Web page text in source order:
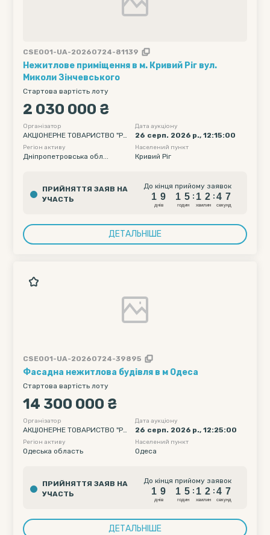
CSE001-UA-20260724-81139
Нежитлове приміщення в м. Кривий Ріг вул.
Миколи Зінчевського
Стартова вартість лоту
2 030 000 ₴
Організатор
АКЦІОНЕРНЕ ТОВАРИСТВО "РА
ЙФФАЙЗЕН БАНК"
Дата аукціону
26 серп. 2026 р., 12:15:00
Регіон активу
Дніпропетровська обл...
Населений пункт
Кривий Ріг
ПРИЙНЯТТЯ ЗАЯВ НА
УЧАСТЬ
До кінця прийому заявок
1
1
9
9
днiв
1
1
5
5
годин
:
1
1
2
2
хвилин
:
4
4
6
6
секунд
ДЕТАЛЬНІШЕ
CSE001-UA-20260724-39895
Фасадна нежитлова будівля в м Одеса
Стартова вартість лоту
14 300 000 ₴
Організатор
АКЦІОНЕРНЕ ТОВАРИСТВО "РА
ЙФФАЙЗЕН БАНК"
Дата аукціону
26 серп. 2026 р., 12:25:00
Регіон активу
Одеська область
Населений пункт
Одеса
ПРИЙНЯТТЯ ЗАЯВ НА
УЧАСТЬ
До кінця прийому заявок
1
1
9
9
днiв
1
1
5
5
годин
:
1
1
2
2
хвилин
:
4
4
6
6
секунд
ДЕТАЛЬНІШЕ